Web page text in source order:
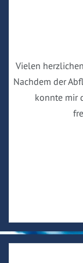
Vielen
Nachdem der
konnte mir